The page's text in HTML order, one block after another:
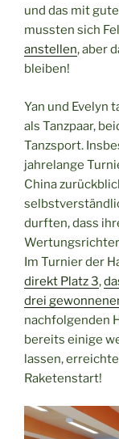
und das mit
mussten sich
anstellen, aber
bleiben!
Yan und Evelyn
als Tanzpaar,
Tanzsport.
jahrelange
China
durften, dass
Im Turnier der
direkt Platz 3,
drei
nachfolgenden
bereits einige
lassen,
Raketenstart!